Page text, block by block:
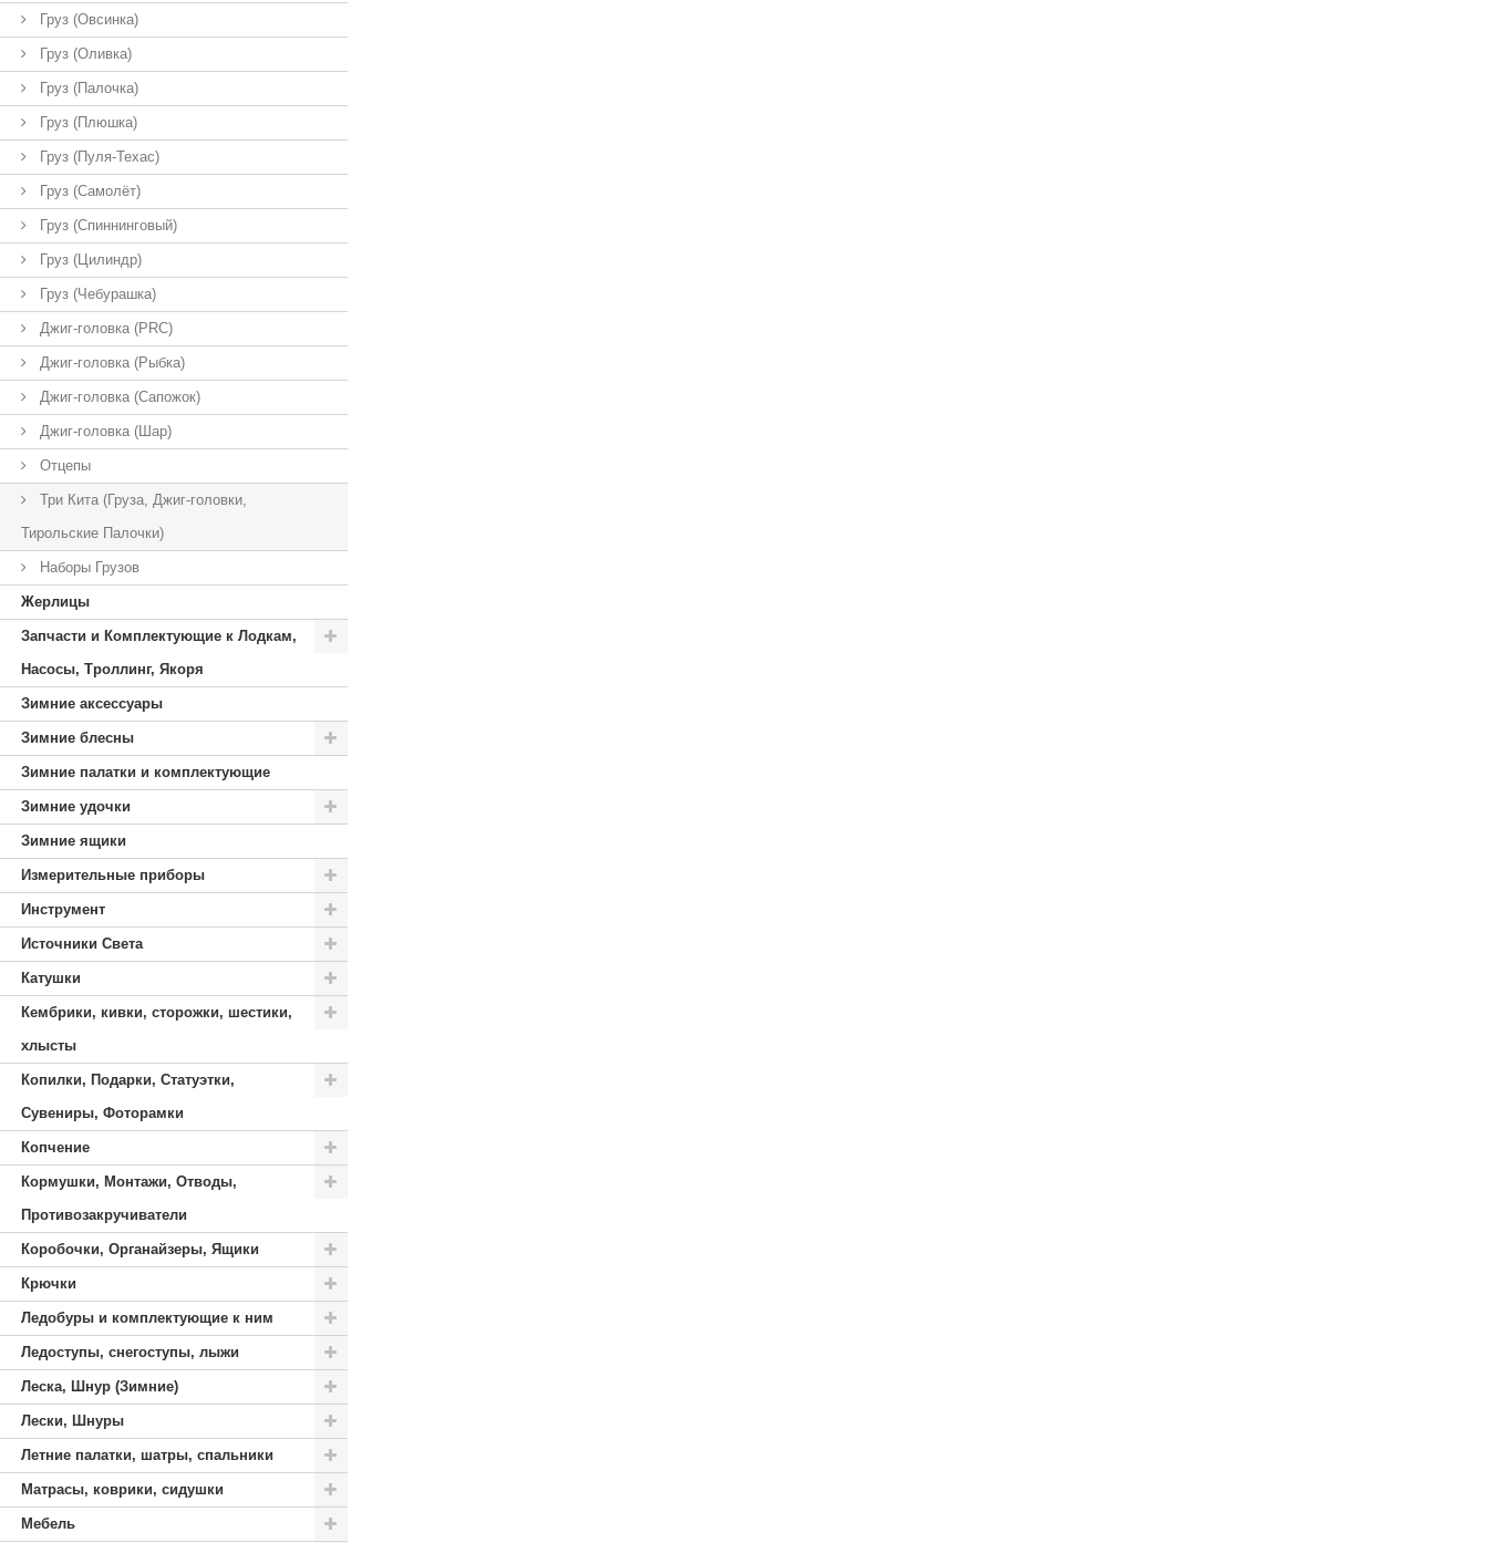
Груз (Овсинка)
Груз (Оливка)
Груз (Палочка)
Груз (Плюшка)
Груз (Пуля-Техас)
Груз (Самолёт)
Груз (Спиннинговый)
Груз (Цилиндр)
Груз (Чебурашка)
Джиг-головка (PRC)
Джиг-головка (Рыбка)
Джиг-головка (Сапожок)
Джиг-головка (Шар)
Отцепы
Три Кита (Груза, Джиг-головки,
Тирольские Палочки)
Наборы Грузов
Жерлицы
Запчасти и Комплектующие к Лодкам,
Насосы, Троллинг, Якоря
Зимние аксессуары
Зимние блесны
Зимние палатки и комплектующие
Зимние удочки
Зимние ящики
Измерительные приборы
Инструмент
Источники Света
Катушки
Кембрики, кивки, сторожки, шестики,
хлысты
Копилки, Подарки, Статуэтки,
Сувениры, Фоторамки
Копчение
Кормушки, Монтажи, Отводы,
Противозакручиватели
Коробочки, Органайзеры, Ящики
Крючки
Ледобуры и комплектующие к ним
Ледоступы, снегоступы, лыжи
Леска, Шнур (Зимние)
Лески, Шнуры
Летние палатки, шатры, спальники
Матрасы, коврики, сидушки
Мебель